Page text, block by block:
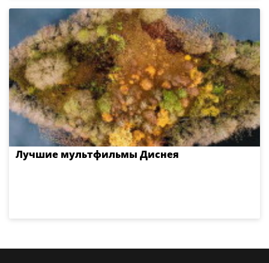
Лучшие мультфильмы Диснея